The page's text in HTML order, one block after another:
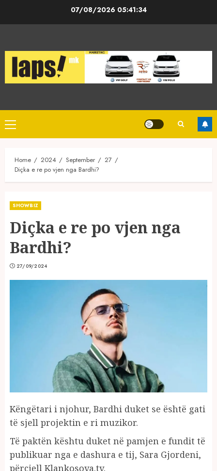
07/08/2026 05:41:34
Primary
Menu
Home 2024 September
27
Diçka e re po vjen nga Bardhi?
SHOWBIZ
Diçka e re po vjen nga
Bardhi?
27/09/2024
Këngëtari i njohur, Bardhi duket se është gati
të sjell projektin e ri muzikor.
Të paktën kështu duket në pamjen e fundit të
publikuar nga e dashura e tij, Sara Gjordeni,
përcjell Klankosova.tv.